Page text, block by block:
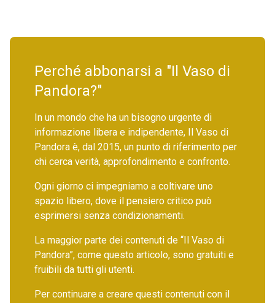
Perché abbonarsi a "Il Vaso di
Pandora?"
In un mondo che ha un bisogno urgente di
informazione libera e indipendente, Il Vaso di
Pandora è, dal 2015, un punto di riferimento per
chi cerca verità, approfondimento e confronto.
Ogni giorno ci impegniamo a coltivare uno
spazio libero, dove il pensiero critico può
esprimersi senza condizionamenti.
La maggior parte dei contenuti de “Il Vaso di
Pandora”, come questo articolo, sono gratuiti e
fruibili da tutti gli utenti.
Per continuare a creare questi contenuti con il